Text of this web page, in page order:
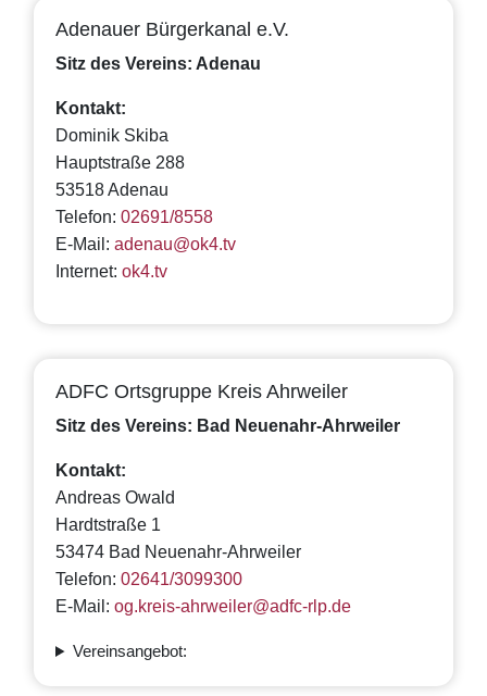
Adenauer Bürgerkanal e.V.
Sitz des Vereins: Adenau
Kontakt:
Dominik Skiba
Hauptstraße 288
53518 Adenau
Telefon: 02691/8558
E-Mail: adenau@ok4.tv
Internet: ok4.tv
ADFC Ortsgruppe Kreis Ahrweiler
Sitz des Vereins: Bad Neuenahr-Ahrweiler
Kontakt:
Andreas Owald
Hardtstraße 1
53474 Bad Neuenahr-Ahrweiler
Telefon: 02641/3099300
E-Mail: og.kreis-ahrweiler@adfc-rlp.de
Vereinsangebot: